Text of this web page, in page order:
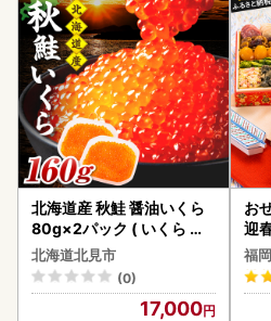
北海道産 秋鮭 醤油いくら
80g×2パック ( いくら イ
クラ 魚卵 鮭 サケ さけ 鮭い
くら 醤油漬け パック 北海
道産 ふるさと納税 秋鮭 )【
北海道北見市
(0)
17,000
お
迎
福